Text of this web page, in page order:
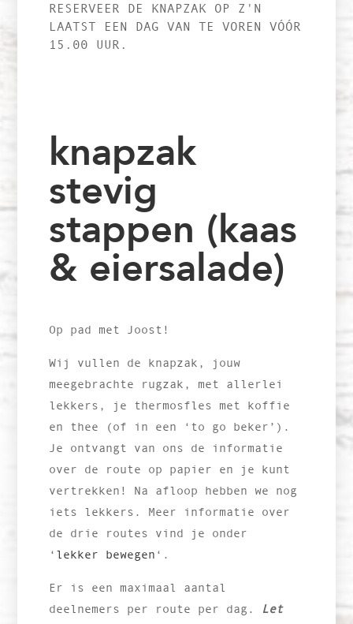
RESERVEER DE KNAPZAK OP Z'N
LAATST EEN DAG VAN TE VOREN VÓÓR
15.00 UUR.
knapzak
stevig
stappen (kaas
& eiersalade)
Op pad met Joost!
Wij vullen de knapzak, jouw
meegebrachte rugzak, met allerlei
lekkers, je thermosfles met koffie
en thee (of in een ‘to go beker’).
Je ontvangt van ons de informatie
over de route op papier en je kunt
vertrekken! Na afloop hebben we nog
iets lekkers. Meer informatie over
de drie routes vind je onder
‘ lekker bewegen ‘.
Er is een maximaal aantal
deelnemers per route per dag. Let